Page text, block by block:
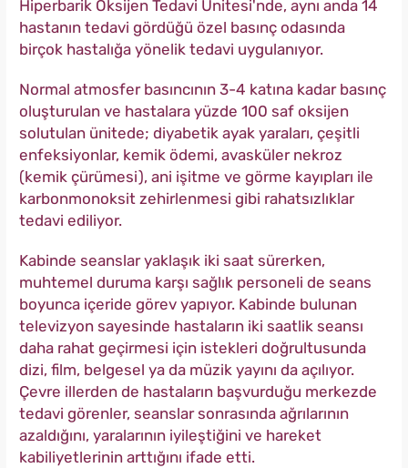
Hiperbarik Oksijen Tedavi Ünitesi'nde, aynı anda 14
hastanın tedavi gördüğü özel basınç odasında
birçok hastalığa yönelik tedavi uygulanıyor.
Normal atmosfer basıncının 3-4 katına kadar basınç
oluşturulan ve hastalara yüzde 100 saf oksijen
solutulan ünitede; diyabetik ayak yaraları, çeşitli
enfeksiyonlar, kemik ödemi, avasküler nekroz
(kemik çürümesi), ani işitme ve görme kayıpları ile
karbonmonoksit zehirlenmesi gibi rahatsızlıklar
tedavi ediliyor.
Kabinde seanslar yaklaşık iki saat sürerken,
muhtemel duruma karşı sağlık personeli de seans
boyunca içeride görev yapıyor. Kabinde bulunan
televizyon sayesinde hastaların iki saatlik seansı
daha rahat geçirmesi için istekleri doğrultusunda
dizi, film, belgesel ya da müzik yayını da açılıyor.
Çevre illerden de hastaların başvurduğu merkezde
tedavi görenler, seanslar sonrasında ağrılarının
azaldığını, yaralarının iyileştiğini ve hareket
kabiliyetlerinin arttığını ifade etti.